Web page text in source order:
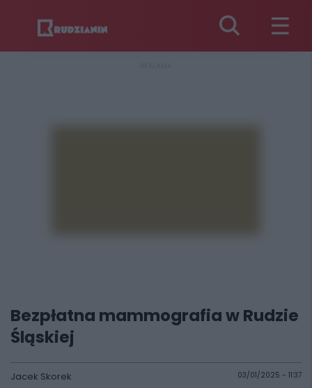
Bezpłatna mammografia w Rudzie
Śląskiej
Jacek Skorek 03/01/2025 - 11:37